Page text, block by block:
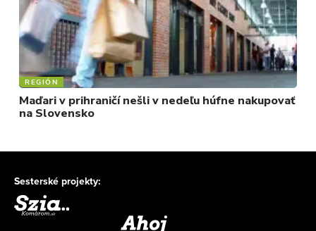
REGIÓN
Maďari v prihraničí nešli v nedeľu húfne nakupovať
na Slovensko
Sesterské projekty: